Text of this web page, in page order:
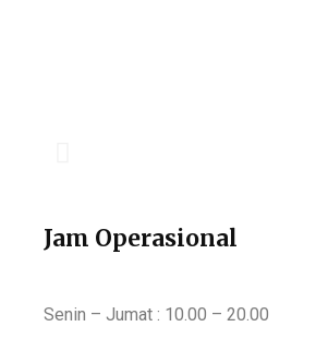
Jam Operasional
Senin – Jumat : 10.00 – 20.00